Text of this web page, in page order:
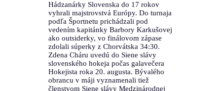
Hádzanárky Slovenska do 17 rokov
vyhrali majstrovstvá Európy. Do turnaja
podľa Športnetu prichádzali pod
vedením kapitánky Barbory Karkušovej
ako outsiderky, vo finálovom zápase
zdolali súperky z Chorvátska 34:30.
Zdena Cháru uvedú do Siene slávy
slovenského hokeja počas galavečera
Hokejista roka 20. augusta. Bývalého
obrancu v máji vyznamenali tiež
členstvom Siene slávy Medzinárodnej